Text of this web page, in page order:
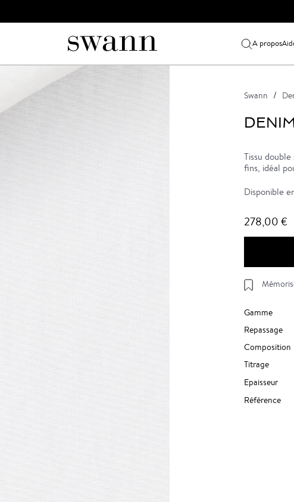
A propos
Swann
Tissu
fins, idéal
Disponible
278,00 €
Gamme
Repassage
Composition
Titrage
Epaisseur
Référence